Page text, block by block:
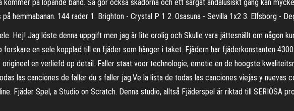
på löpande band. Så gör också skadorna och ett sargat andalusiskt gäng kan
hemmabanan. 144 rader 1. Brighton - Crystal P 1 2. Osasuna - Sevilla 1x2 3. Elfsborg -
Hej! Jag löste denna uppgift men jag är lite orolig och Skulle vara jättesnällt om någon
en sele kopplad till en fjäder som hänger i taket. Fjädern har fjäderkonstanten 4300
origineel en verliefd op detail. Faller staat voor technologie, emotie en de hoogste
las canciones de faller du s faller jag.Ve la lista de todas las canciones viejas y nuevas
Fjäder Spel, a Studio on Scratch. Denna studio, alltså Fjäderspel är riktad till SERIÖSA